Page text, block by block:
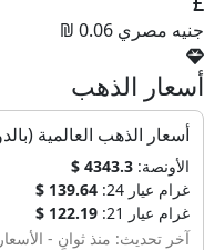
جنيه مصري 0.06 ₪
أسعار الذهب
أسعار الذهب العالمية
الأونصة: 4343.3 $
غرام عيار 24:
139.64 $
غرام عيار 21:
122.19 $
آخر تحديث: منذ ثوانٍ -